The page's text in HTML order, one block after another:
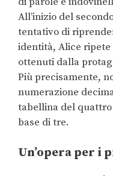
All’inizio del
tentativo di
identità, Alice
ottenuti dalla
Più precisamente,
numerazione
tabellina del
base di tre.
Un’opera per i